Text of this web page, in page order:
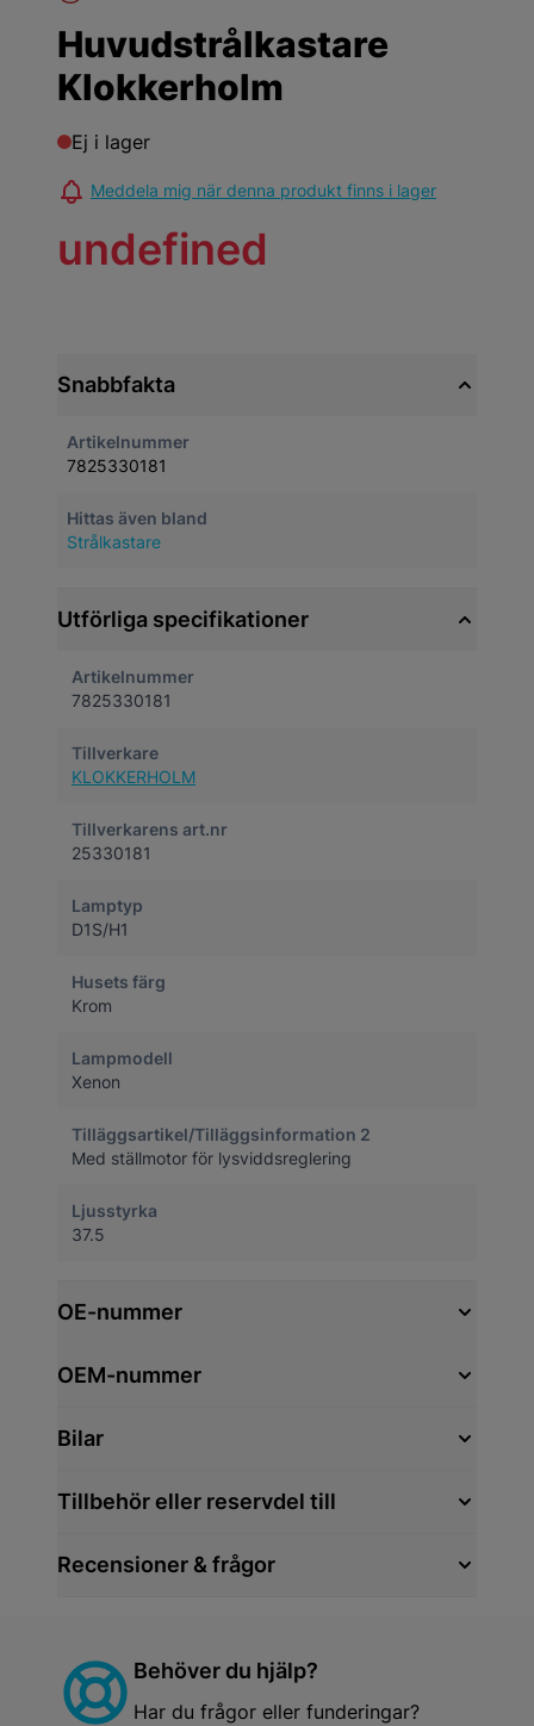
Huvudstrålkastare
Klokkerholm
Ej i lager
Meddela mig när denna produkt finns i lager
undefined
Snabbfakta
Artikelnummer
7825330181
Hittas även bland
Strålkastare
Utförliga specifikationer
Artikelnummer
7825330181
Tillverkare
KLOKKERHOLM
Tillverkarens art.nr
25330181
Lamptyp
D1S/H1
Husets färg
Krom
Lampmodell
Xenon
Tilläggsartikel/Tilläggsinformation 2
Med ställmotor för lysviddsreglering
Ljusstyrka
37.5
OE-nummer
OEM-nummer
Bilar
Tillbehör eller reservdel till
Recensioner & frågor
Behöver du hjälp?
Har du frågor eller funderingar?